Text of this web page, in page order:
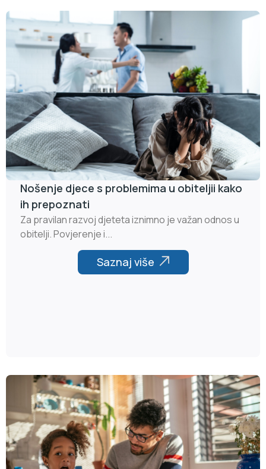
Nošenje djece s problemima u obiteljii kako
ih prepoznati
Za pravilan razvoj djeteta iznimno je važan odnos u
obitelji. Povjerenje i...
Saznaj više